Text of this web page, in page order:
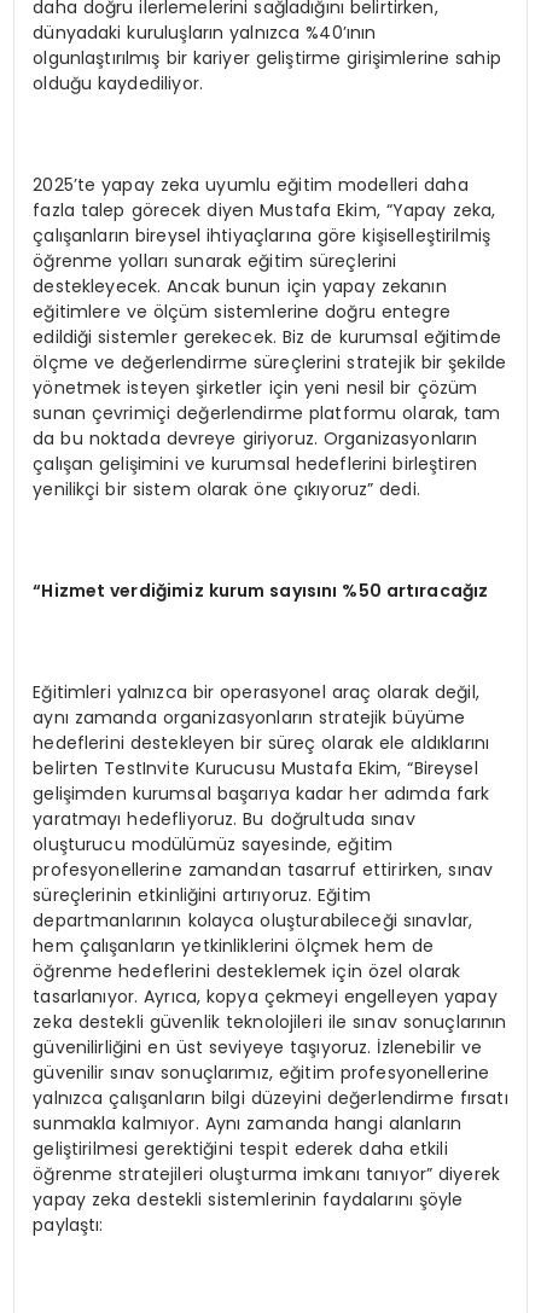
daha doğru ilerlemelerini sağladığını belirtirken,
dünyadaki kuruluşların yalnızca %40’ının
olgunlaştırılmış bir kariyer geliştirme girişimlerine sahip
olduğu kaydediliyor.
2025’te yapay zeka uyumlu eğitim modelleri daha
fazla talep görecek diyen Mustafa Ekim, “Yapay zeka,
çalışanların bireysel ihtiyaçlarına göre kişiselleştirilmiş
öğrenme yolları sunarak eğitim süreçlerini
destekleyecek. Ancak bunun için yapay zekanın
eğitimlere ve ölçüm sistemlerine doğru entegre
edildiği sistemler gerekecek. Biz de kurumsal eğitimde
ölçme ve değerlendirme süreçlerini stratejik bir şekilde
yönetmek isteyen şirketler için yeni nesil bir çözüm
sunan çevrimiçi değerlendirme platformu olarak, tam
da bu noktada devreye giriyoruz. Organizasyonların
çalışan gelişimini ve kurumsal hedeflerini birleştiren
yenilikçi bir sistem olarak öne çıkıyoruz” dedi.
“Hizmet verdiğimiz kurum sayısını %50 artıracağız
Eğitimleri yalnızca bir operasyonel araç olarak değil,
aynı zamanda organizasyonların stratejik büyüme
hedeflerini destekleyen bir süreç olarak ele aldıklarını
belirten TestInvite Kurucusu Mustafa Ekim, “Bireysel
gelişimden kurumsal başarıya kadar her adımda fark
yaratmayı hedefliyoruz. Bu doğrultuda sınav
oluşturucu modülümüz sayesinde, eğitim
profesyonellerine zamandan tasarruf ettirirken, sınav
süreçlerinin etkinliğini artırıyoruz. Eğitim
departmanlarının kolayca oluşturabileceği sınavlar,
hem çalışanların yetkinliklerini ölçmek hem de
öğrenme hedeflerini desteklemek için özel olarak
tasarlanıyor. Ayrıca, kopya çekmeyi engelleyen yapay
zeka destekli güvenlik teknolojileri ile sınav sonuçlarının
güvenilirliğini en üst seviyeye taşıyoruz. İzlenebilir ve
güvenilir sınav sonuçlarımız, eğitim profesyonellerine
yalnızca çalışanların bilgi düzeyini değerlendirme fırsatı
sunmakla kalmıyor. Aynı zamanda hangi alanların
geliştirilmesi gerektiğini tespit ederek daha etkili
öğrenme stratejileri oluşturma imkanı tanıyor” diyerek
yapay zeka destekli sistemlerinin faydalarını şöyle
paylaştı: